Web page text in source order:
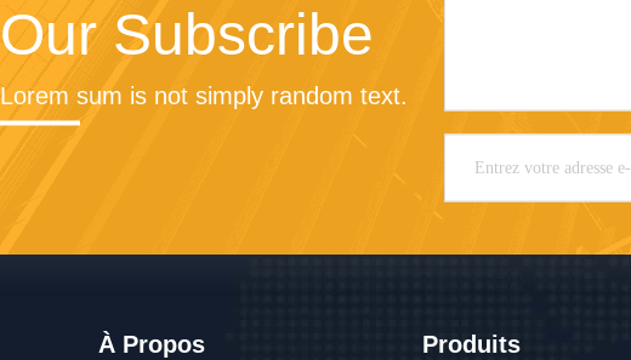
Our Subscribe
Lorem sum is not simply random text.
À Propos Produits